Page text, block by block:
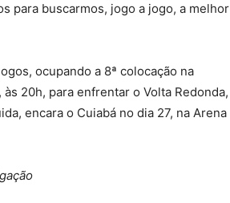
para buscarmos, jogo a jogo, a melhor
ocupando a 8ª colocação na
20h, para enfrentar o Volta Redonda,
encara o Cuiabá no dia 27, na Arena